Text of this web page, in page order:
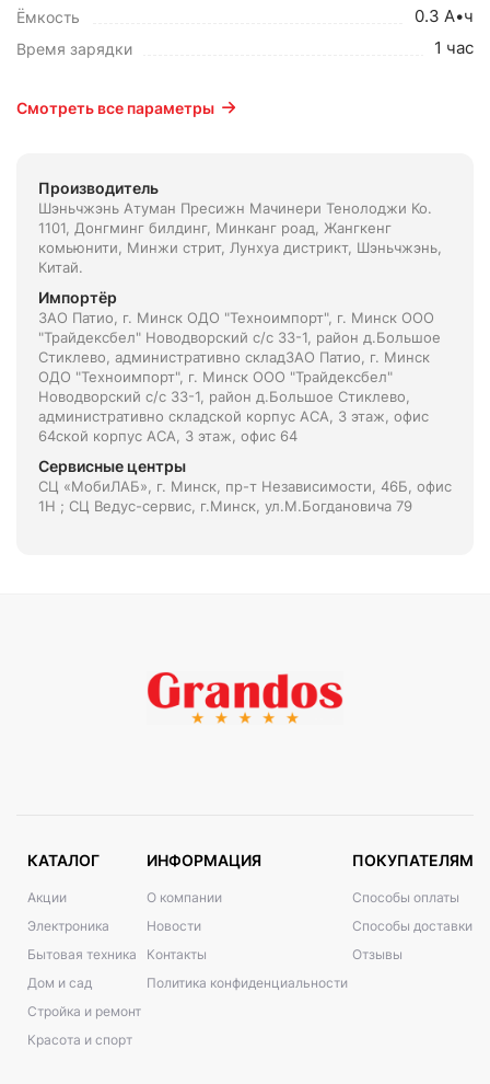
Ёмкость 0.3 А•ч
Время зарядки 1 час
Смотреть все параметры
Производитель
Шэньчжэнь Атуман Пресижн Мачинери Тенолоджи Ко.
1101, Донгминг билдинг, Минканг роад, Жангкенг
комьюнити, Минжи стрит, Лунхуа дистрикт, Шэньчжэнь,
Китай.
Импортёр
ЗАО Патио, г. Минск ОДО "Техноимпорт", г. Минск ООО
"Трайдексбел" Новодворский с/с 33-1, район д.Большое
Стиклево, административно складЗАО Патио, г. Минск
ОДО "Техноимпорт", г. Минск ООО "Трайдексбел"
Новодворский с/с 33-1, район д.Большое Стиклево,
административно складской корпус АСА, 3 этаж, офис
64ской корпус АСА, 3 этаж, офис 64
Сервисные центры
СЦ «МобиЛАБ», г. Минск, пр-т Независимости, 46Б, офис
1Н ; СЦ Ведус-сервис, г.Минск, ул.М.Богдановича 79
КАТАЛОГ
Акции
Электроника
Бытовая техника
Дом и сад
Стройка и ремонт
Красота и спорт
ИНФОРМАЦИЯ
О компании
Новости
Контакты
Политика конфиденциальности
ПОКУПАТЕЛЯМ
Способы оплаты
Способы доставки
Отзывы